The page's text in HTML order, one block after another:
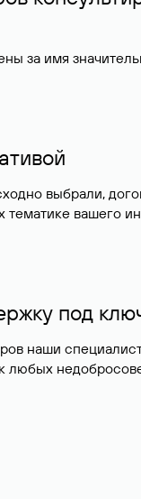
за имя
выбрали,
вашего
под
наши
любых